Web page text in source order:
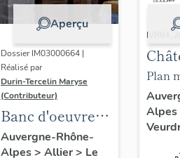
Aperçu
Dossier IM03000664 |
Réalisé par
Durin-Tercelin Maryse
(Contributeur)
Banc d'oeuvre
dit Siège du
Auvergne-Rhône-
Alpes> Allier> Le
Plan
Alpes